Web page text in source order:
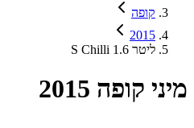
קופה
2015
S Chilli 1.6 ליטר
מיני קופה 2015